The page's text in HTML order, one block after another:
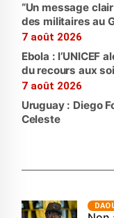
“Un message
des militaires au
7 août 2026
Ebola : l’UNICEF
du recours aux
7 août 2026
Uruguay : Diego
Celeste